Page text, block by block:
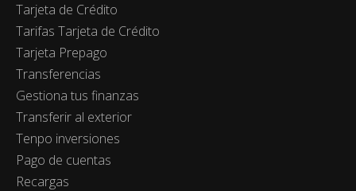
Tarjeta de Crédito
Tarifas Tarjeta de Crédito
Tarjeta Prepago
Transferencias
Gestiona tus finanzas
Transferir al exterior
Tenpo inversiones
Pago de cuentas
Recargas